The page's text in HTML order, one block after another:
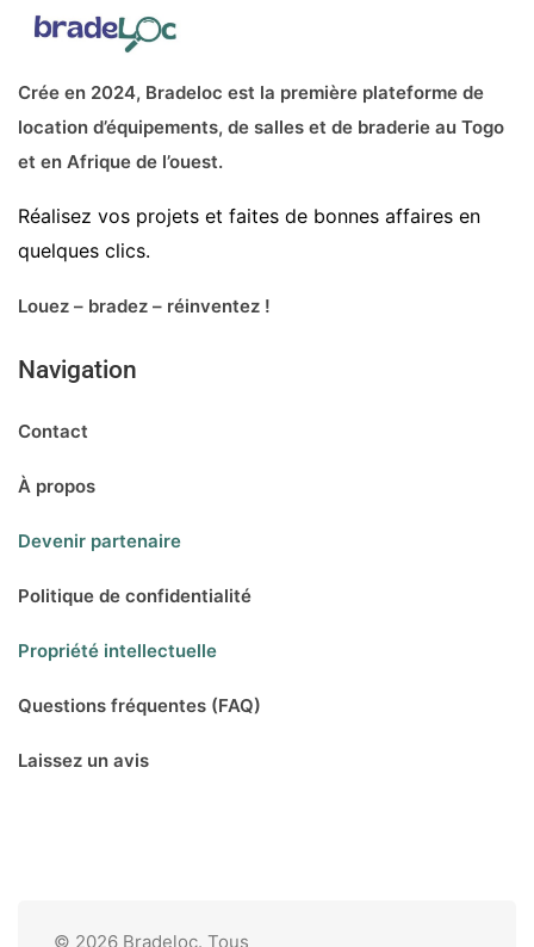
Crée en 2024, Bradeloc est la première plateforme de
location d’équipements, de salles et de braderie au Togo
et en Afrique de l’ouest.
Réalisez vos projets et faites de bonnes affaires en
quelques clics.
Louez – bradez – réinventez !
Navigation
Contact
À propos
Devenir partenaire
Politique de confidentialité
Propriété intellectuelle
Questions fréquentes (FAQ)
Laissez un avis
© 2026 Bradeloc. Tous